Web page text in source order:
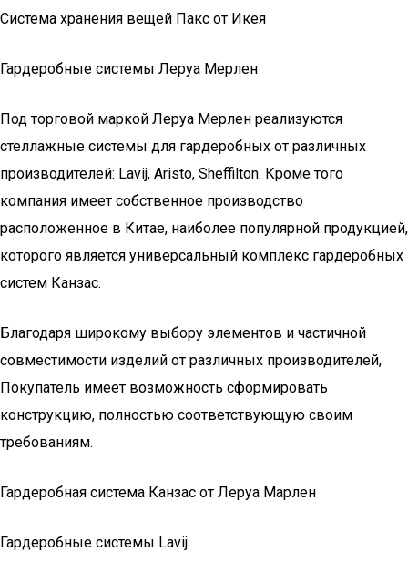
Система хранения вещей Пакс от Икея
Гардеробные системы Леруа Мерлен
Под торговой маркой Леруа Мерлен реализуются
стеллажные системы для гардеробных от различных
производителей: Lavij, Aristo, Sheffilton. Кроме того
компания имеет собственное производство
расположенное в Китае, наиболее популярной продукцией,
которого является универсальный комплекс гардеробных
систем Канзас.
Благодаря широкому выбору элементов и частичной
совместимости изделий от различных производителей,
Покупатель имеет возможность сформировать
конструкцию, полностью соответствующую своим
требованиям.
Гардеробная система Канзас от Леруа Марлен
Гардеробные системы Lavij